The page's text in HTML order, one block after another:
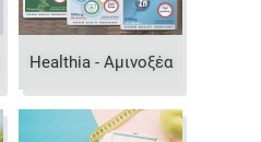
Healthia - Αμινοξέα